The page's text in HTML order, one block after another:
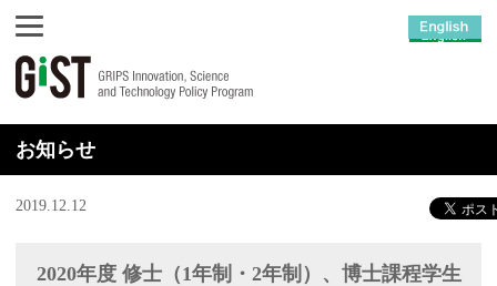
お知らせ
2019.12.12
2020年度 修士（1年制・2年制）、博士課程学生